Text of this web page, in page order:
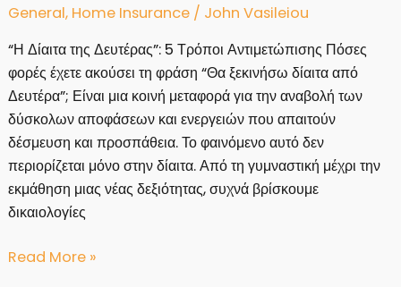
General, Home Insurance/ John Vasileiou
“Η Δίαιτα της Δευτέρας”: 5 Τρόποι Αντιμετώπισης Πόσες
φορές έχετε ακούσει τη φράση “Θα ξεκινήσω δίαιτα από
Δευτέρα”; Είναι μια κοινή μεταφορά για την αναβολή των
δύσκολων αποφάσεων και ενεργειών που απαιτούν
δέσμευση και προσπάθεια. Το φαινόμενο αυτό δεν
περιορίζεται μόνο στην δίαιτα. Από τη γυμναστική μέχρι την
εκμάθηση μιας νέας δεξιότητας, συχνά βρίσκουμε
δικαιολογίες
“Η
Read More »